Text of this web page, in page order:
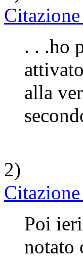
. . .ho
alla
2)
Poi
notato